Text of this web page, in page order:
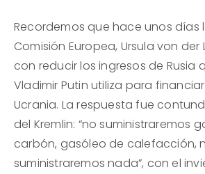
Recordemos que hace unos días
Comisión Europea, Ursula von der
con reducir los ingresos de Rusia
Vladimir Putin utiliza para
Ucrania. La respuesta fue
del Kremlin: “no suministraremos
carbón, gasóleo de calefacción,
suministraremos nada”, con el